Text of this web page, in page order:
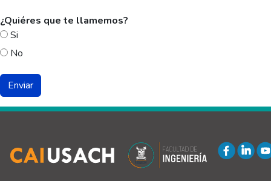
¿Quiéres que te llamemos?
Si
No